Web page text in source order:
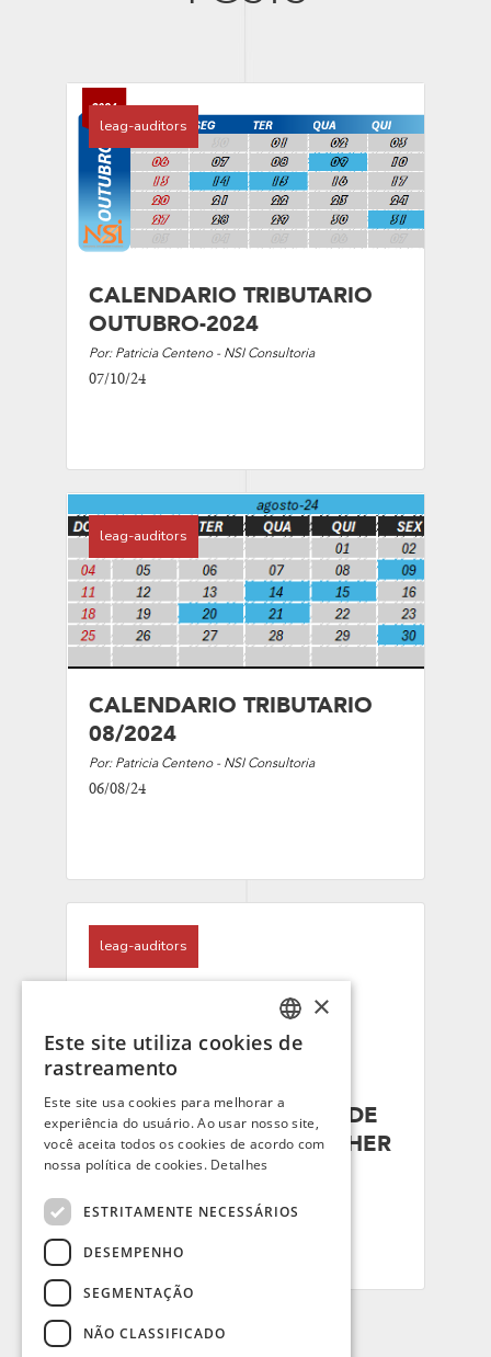
leag-auditors
CALENDARIO TRIBUTARIO
OUTUBRO-2024
Por: Patricia Centeno - NSI Consultoria
07/10/24
leag-auditors
CALENDARIO TRIBUTARIO
08/2024
Por: Patricia Centeno - NSI Consultoria
06/08/24
leag-auditors
EMPRESAS TÊM ATÉ 30 DE
AGOSTO PARA PREENCHER
O RELATÓRIO DE ...
Por: Patricia Centeno - NSI Consultoria
PORTUGUESE
SPANISH
FRENCH
×
Este site utiliza cookies de
rastreamento
Este site usa cookies para melhorar a
experiência do usuário. Ao usar nosso site,
você aceita todos os cookies de acordo com
nossa política de cookies. Detalhes
ESTRITAMENTE NECESSÁRIOS
DESEMPENHO
SEGMENTAÇÃO
NÃO CLASSIFICADO